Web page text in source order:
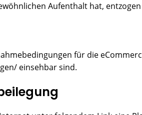
Aufenthalt hat,
für die
einsehbar sind.